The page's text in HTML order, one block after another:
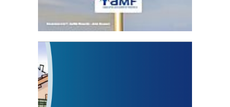
Statut de l’élu local
3 avril 2024
Mise à jour avril 2024
FEUILLETER